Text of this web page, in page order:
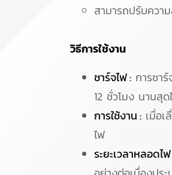
สามารถปรับควา
วิธีการใช้งาน
ชาร์จไฟ : การชา
12 ชั่วโมง นานสุ
การใช้งาน : เมื่อ
ไฟ
ระยะเวลาหลอดไ